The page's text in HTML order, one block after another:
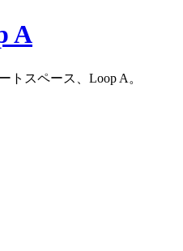
トスペース、Loop A。